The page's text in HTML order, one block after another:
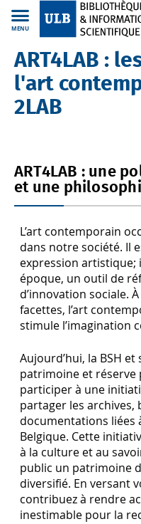
MENU
Bibliothèques FR BSH
ART4LAB : les sources de
ART4LAB :
l'art
2LAB
ART4LAB : une
et une
L’art contemporain
dans notre société. Il
expression
époque, un outil de
d’innovation sociale.
facettes, l’art
stimule l’imagination
Aujourd’hui, la BSH
patrimoine et réserve
participer à une
partager les archives,
documentations liées
Belgique. Cette
à la culture et au
public un patrimoine
diversifié. En versant
contribuez à rendre
inestimable pour la